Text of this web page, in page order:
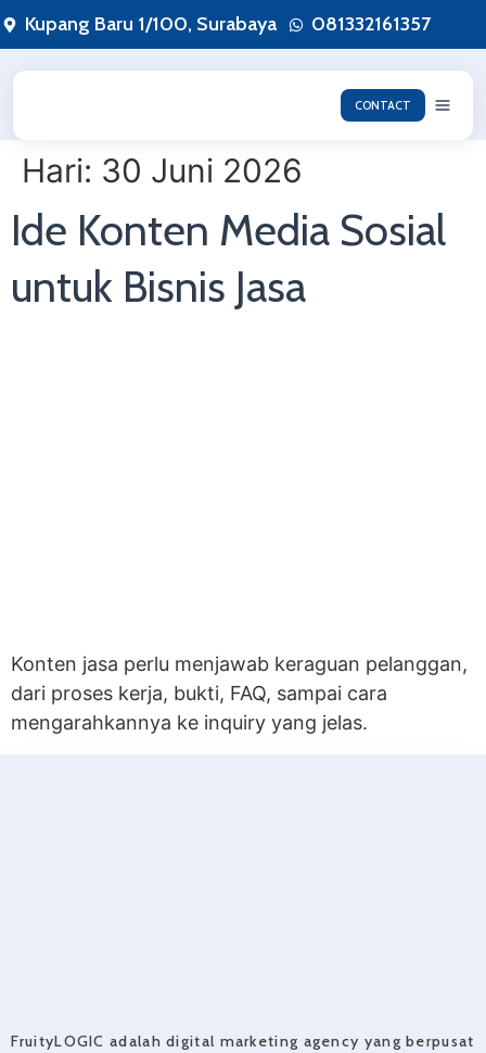
Lewati
konten
Kupang Baru 1/100, Surabaya 081332161357
CONTACT
Hari: 30 Juni 2026
Ide Konten Media Sosial
untuk Bisnis Jasa
Konten jasa perlu menjawab keraguan pelanggan,
dari proses kerja, bukti, FAQ, sampai cara
mengarahkannya ke inquiry yang jelas.
FruityLOGIC adalah digital marketing agency yang berpusat